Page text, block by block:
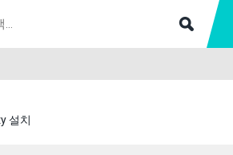
설치